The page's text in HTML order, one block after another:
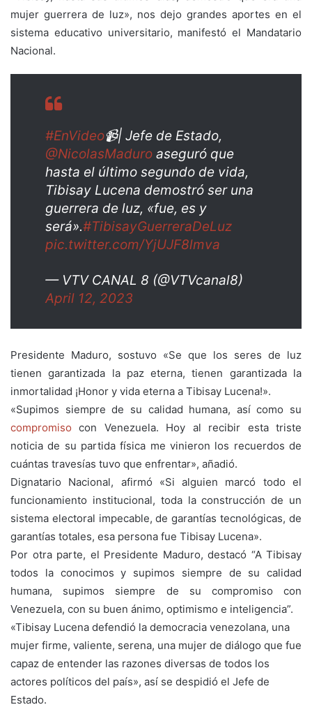
mujer guerrera de luz», nos dejo grandes aportes en el
sistema educativo universitario, manifestó el Mandatario
Nacional.
#EnVideo📹| Jefe de Estado,
@NicolasMaduro aseguró que
hasta el último segundo de vida,
Tibisay Lucena demostró ser una
guerrera de luz, «fue, es y
será».#TibisayGuerreraDeLuz
pic.twitter.com/YjUJF8lmva
— VTV CANAL 8 (@VTVcanal8)
April 12, 2023
Presidente Maduro, sostuvo «Se que los seres de luz
tienen garantizada la paz eterna, tienen garantizada la
inmortalidad ¡Honor y vida eterna a Tibisay Lucena!».
«Supimos siempre de su calidad humana, así como su
compromiso con Venezuela. Hoy al recibir esta triste
noticia de su partida física me vinieron los recuerdos de
cuántas travesías tuvo que enfrentar», añadió.
Dignatario Nacional, afirmó «Si alguien marcó todo el
funcionamiento institucional, toda la construcción de un
sistema electoral impecable, de garantías tecnológicas, de
garantías totales, esa persona fue Tibisay Lucena».
Por otra parte, el Presidente Maduro, destacó “A Tibisay
todos la conocimos y supimos siempre de su calidad
humana, supimos siempre de su compromiso con
Venezuela, con su buen ánimo, optimismo e inteligencia”.
«Tibisay Lucena defendió la democracia venezolana, una
mujer firme, valiente, serena, una mujer de diálogo que fue
capaz de entender las razones diversas de todos los
actores políticos del país», así se despidió el Jefe de
Estado.